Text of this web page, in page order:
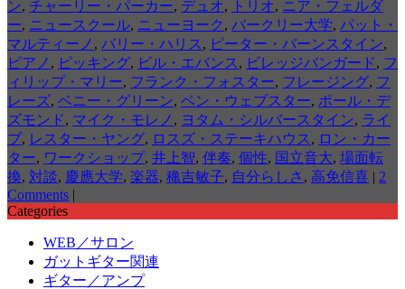
ン, チャーリー・パーカー, デュオ, トリオ, ニア・フェルダ
ー, ニュースクール, ニューヨーク , バークリー大学, パット・
マルティーノ , バリー・ハリス , ピーター・バーンスタイン,
ピアノ , ピッキング, ビル・エバンス , ビレッジバンガード, フ
ィリップ・マリー, フランク・フォスター, フレージング, フ
レーズ, ベニー・グリーン, ベン・ウェブスター, ポール・デ
ズモンド, マイク・モレノ , ヨタム・シルバースタイン, ライ
ブ, レスター・ヤング, ロスズ・ステーキハウス , ロン・カー
ター, ワークショップ, 井上智, 伴奏, 個性, 国立音大, 場面転
換, 対談, 慶應大学, 楽器, 穐吉敏子, 自分らしさ , 高免信喜 | 2
Comments |
Categories
WEB／サロン
ガットギター関連
ギター／アンプ